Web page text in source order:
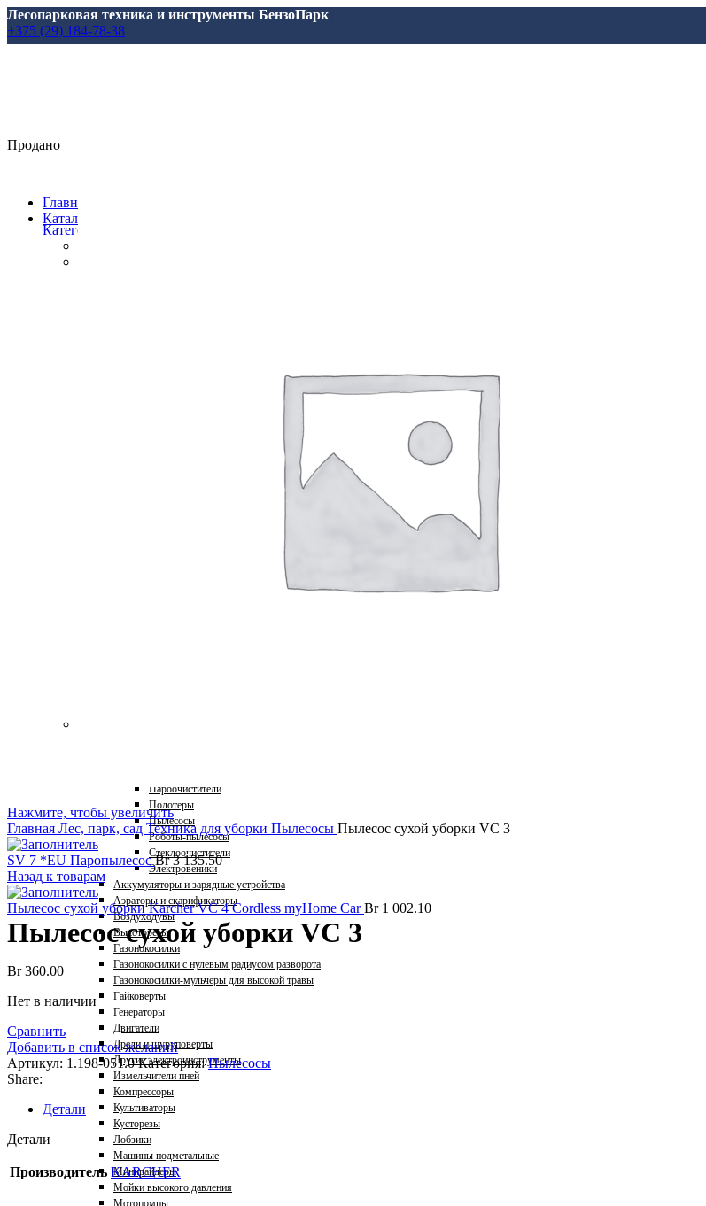
Лесопарковая техника и инструменты БензоПарк
+375 (29) 184-78-38
Главная
Каталог
Категории
для Мотоблоков и Культиваторов
Пароочистители
Полотеры
Пылесосы
Роботы-пылесосы
Стеклоочистители
Электровеники
Аккумуляторы и зарядные устройства
Аэраторы и скарификаторы
Воздуходувы
Высоторезы
Газонокосилки
Газонокосилки с нулевым радиусом разворота
Газонокосилки-мульчеры для высокой травы
Гайковерты
Генераторы
Двигатели
Дрели и шуруповерты
Другие электроинструменты
Измельчители пней
Компрессоры
Культиваторы
Кусторезы
Лобзики
Машины подметальные
Минирайдеры
Мойки высокого давления
Мотопомпы
Продано
Нажмите, чтобы увеличить
Главная Лес, парк, сад Техника для уборки Пылесосы Пылесос сухой уборки VC 3
SV 7 *EU ПаропылесосBr3 135.50
Назад к товарам
Пылесос сухой уборки Karcher VC 4 Cordless myHome CarBr1 002.10
Пылесос сухой уборки VC 3
Br360.00
Нет в наличии
Сравнить
Добавить в список желаний
Артикул: 1.198-051.0Категория: Пылесосы
Share:
Детали
Детали
Производитель KARCHER